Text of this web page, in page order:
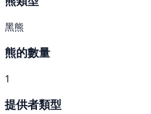
黑熊
熊的數量
1
提供者類型